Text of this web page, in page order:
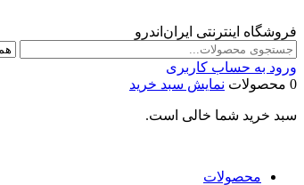
فروشگاه اینترنتی ایران‌اندرو
ورود به حساب کاربری
0 محصولات
نمایش سبد خرید
سبد خرید شما خالی است.
محصولات